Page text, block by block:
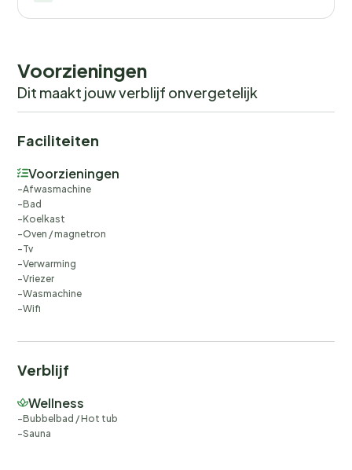
Voorzieningen
Dit maakt jouw verblijf onvergetelijk
Faciliteiten
Voorzieningen
Afwasmachine
Bad
Koelkast
Oven / magnetron
Tv
Verwarming
Vriezer
Wasmachine
Wifi
Verblijf
Wellness
Bubbelbad / Hot tub
Sauna